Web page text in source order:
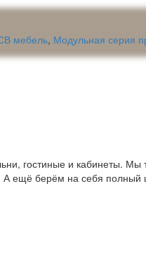
мебель, Модульная серия
и кабинеты. Мы
ещё берём на себя